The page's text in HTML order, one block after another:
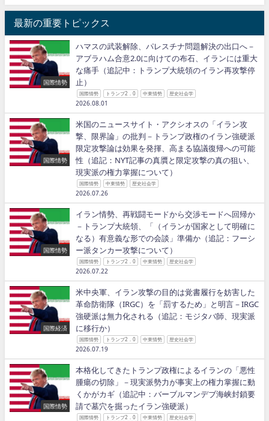
最新の重要トピックス
国際情勢
ハマスの武装解除、パレスチナ問題解決の出口へ－
アブラハム合意2.0に向けての布石、イランには重大
な痛手（追記中：トランプ大統領のイラン再攻撃停
止）
国際情勢 トランプ2．0 中東情勢 歴史社会学
2026.08.01
国際情勢
米国のニュースサイト・アクシオスの「イラン攻
撃、限界論」の批判－トランプ政権のイラン強硬派
限定攻撃論は効果を発揮、高まる協議復帰への可能
性（追記：NYT記事の真贋と限定攻撃の真の狙い、
現実派の権力掌握について）
国際情勢 中東情勢 歴史社会学
2026.07.26
国際情勢
イラン情勢、再戦闘モードから交渉モードへ回帰か
－トランプ大統領、「（イランが国家として明確に
なる）有意義な形での会談」準備か（追記：フーシ
ー派タンカー攻撃について）
国際情勢 トランプ2．0 中東情勢 歴史社会学
2026.07.22
国際経済
米中央軍、イラン攻撃の目的は覚書履行を妨害した
革命防衛隊（IRGC）を「罰するため」と明言－IRGC
強硬派は無力化される（追記：モジタバ師、現実派
に移行か）
国際情勢 トランプ2．0 中東情勢 歴史社会学
2026.07.19
国際情勢
本格化してきたトランプ政権によるイランの「悪性
腫瘍の切除」－現実派勢力が事実上の権力掌握に動
くかがカギ（追記中：バーブルマンデブ海峡封鎖要
請で墓穴を掘ったイラン強硬派）
国際情勢 トランプ2．0 中東情勢 歴史社会学